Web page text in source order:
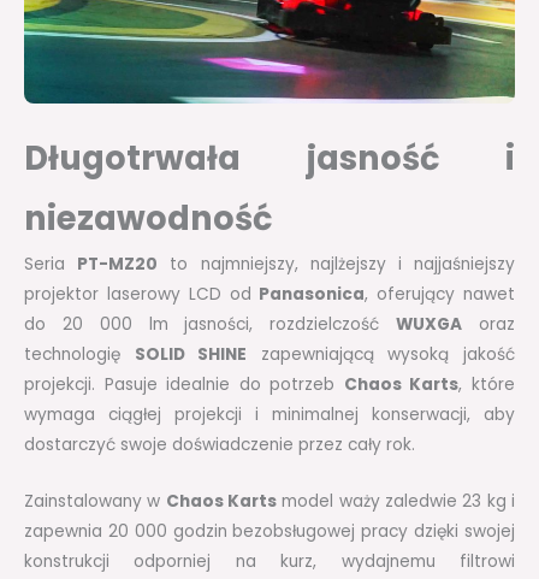
Długotrwała jasność i
niezawodność
Seria PT-MZ20 to najmniejszy, najlżejszy i najjaśniejszy
projektor laserowy LCD od Panasonica, oferujący nawet
do 20 000 lm jasności, rozdzielczośćWUXGA oraz
technologię SOLID SHINE zapewniającą wysoką jakość
projekcji. Pasuje idealnie do potrzeb Chaos Karts, które
wymaga ciągłej projekcji i minimalnej konserwacji, aby
dostarczyć swoje doświadczenie przez cały rok.
Zainstalowany w Chaos Karts model waży zaledwie 23 kg i
zapewnia 20 000 godzin bezobsługowej pracy dzięki swojej
konstrukcji odporniej na kurz, wydajnemu filtrowi